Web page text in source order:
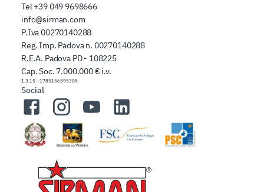
Tel+39 049 9698666
info@sirman.com
P.Iva 00270140288
Reg. Imp. Padova n. 00270140288
R.E.A. Padova PD - 108225
Cap. Soc. 7.000.000 € i.v.
1.3.15 - 1785156595305
Social
FacebookInstagramYouTubeLinkedIn